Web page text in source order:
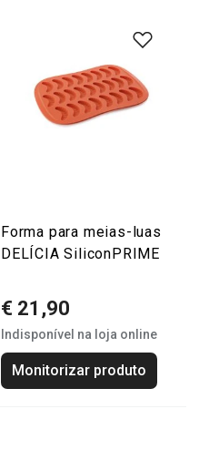
Forma para meias-luas
DELÍCIA SiliconPRIME
€ 21,90
Indisponível na loja online
Monitorizar produto